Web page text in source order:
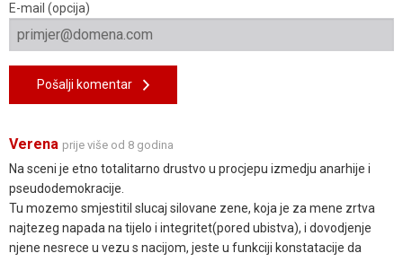
E-mail (opcija)
Pošalji komentar
Verena prije više od 8 godina
Na sceni je etno totalitarno drustvo u procjepu izmedju anarhije i
pseudodemokracije.
Tu mozemo smjestitil slucaj silovane zene, koja je za mene zrtva
najtezeg napada na tijelo i integritet(pored ubistva), i dovodjenje
njene nesrece u vezu s nacijom, jeste u funkciji konstatacije da